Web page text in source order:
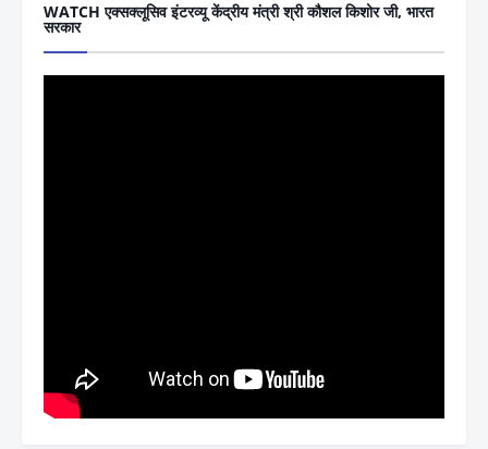
WATCH एक्सक्लूसिव इंटरव्यू केंद्रीय मंत्री श्री कौशल किशोर जी, भारत
सरकार